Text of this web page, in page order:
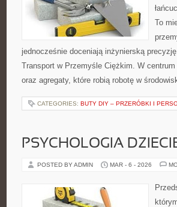
To
jednocześnie doceniają inżynierską
Transport w Przemyśle Ciężkim. W
oraz agregaty, które robią robotę w
CATEGORIES: BUTY DIY – PRZERÓBKI I
PSYCHOLOGIA
POSTED BY ADMIN MAR - 6 - 2026